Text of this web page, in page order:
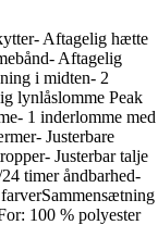
Aftagelig hætte
Aftagelig
i midten- 2
lynlåslomme Peak
1 inderlomme med
Justerbare
Justerbar talje
timer åndbarhed-
100 % polyester